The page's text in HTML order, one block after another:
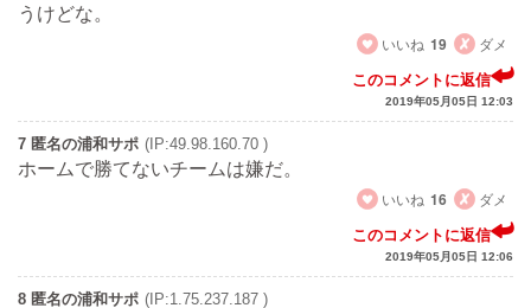
うけどな。
いいね 19 ダメ
このコメントに返信
2019年05月05日 12:03
7 匿名の浦和サポ (IP:49.98.160.70 )
ホームで勝てないチームは嫌だ。
いいね 16 ダメ
このコメントに返信
2019年05月05日 12:06
8 匿名の浦和サポ (IP:1.75.237.187 )